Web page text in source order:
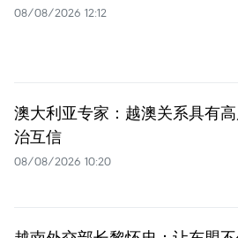
08/08/2026 12:12
澳大利亚专家：越澳关系具有
治互信
08/08/2026 10:20